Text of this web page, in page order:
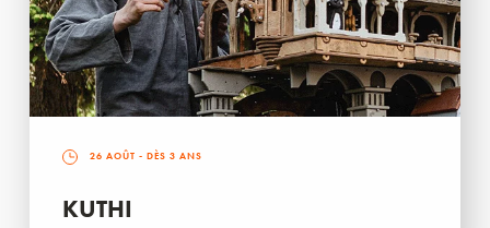
26 AOÛT - DÈS 3 ANS
KUTHI